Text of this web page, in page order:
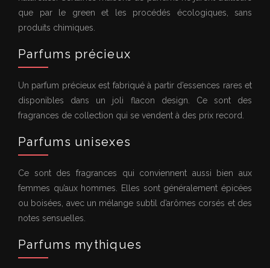
que par le green et les procédés écologiques, sans
produits chimiques.
Parfums précieux
Un parfum précieux est fabriqué à partir d’essences rares et
disponibles dans un joli flacon design. Ce sont des
fragrances de collection qui se vendent à des prix record.
Parfums unisexes
Ce sont des fragrances qui conviennent aussi bien aux
femmes qu’aux hommes. Elles sont généralement épicées
ou boisées, avec un mélange subtil d’arômes corsés et des
notes sensuelles.
Parfums mythiques